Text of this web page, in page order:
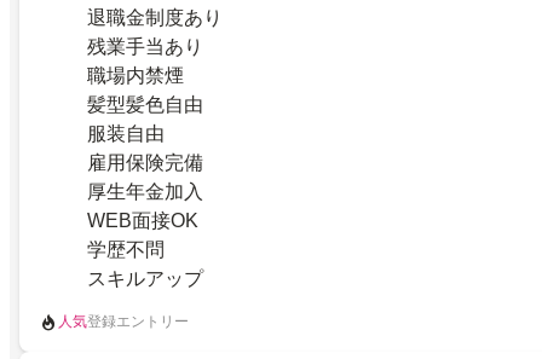
退職金制度あり
残業手当あり
職場内禁煙
髪型髪色自由
服装自由
雇用保険完備
厚生年金加入
WEB面接OK
学歴不問
スキルアップ
人気登録エントリー